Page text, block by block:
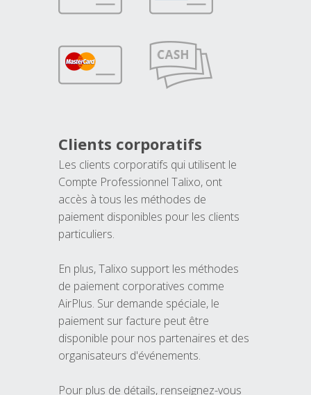
Clients corporatifs
Les clients corporatifs qui utilisent le
Compte Professionnel Talixo, ont
accès à tous les méthodes de
paiement disponibles pour les clients
particuliers.
En plus, Talixo support les méthodes
de paiement corporatives comme
AirPlus. Sur demande spéciale, le
paiement sur facture peut être
disponible pour nos partenaires et des
organisateurs d'événements.
Pour plus de détails, renseignez-vous